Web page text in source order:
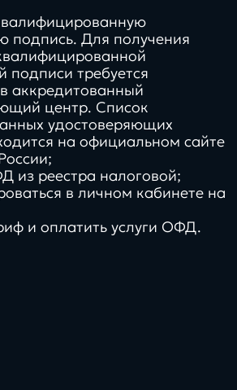
подпись. Для получения
подписи требуется
аккредитованный
центр. Список
удостоверяющих
на официальном сайте
из реестра налоговой;
в личном кабинете на
и оплатить услуги ОФД.